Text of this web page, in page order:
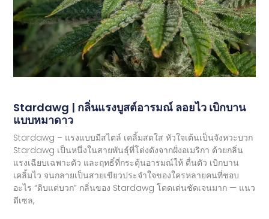
Stardawg | กลิ่นแรงบูสต์อารมณ์ ลอยไว เบิกบาน
แบบหมาดาว
Stardawg – แรงแบบมีสไตล์ เคลิ้มสดใส หัวใจเต้นเป็นจังหวะบวก
Stardawg เป็นหนึ่งในสายพันธุ์ที่โด่งดังจากฝั่งอเมริกา ด้วยกลิ่น
แรงเฉียบเฉพาะตัว และฤทธิ์ที่กระตุ้นอารมณ์ให้ ตื่นตัว เบิกบาน
เคลิ้มไว จนกลายเป็นสายเขียวประจำใจของใครหลายคนที่ชอบ
อะไร “ดิบแต่บวก” กลิ่นของ Stardawg โดดเด่นชัดเจนมาก — แนว
ดีเซล,